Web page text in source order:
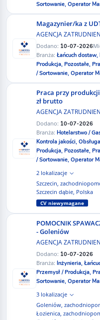
Sortowanie, Operator
Magazynier/ka z
AGENCJA
Dodano: 10-07-2026
Branża: Łańcuch dostaw,
Produkcja, Pozostałe,
/ Sortowanie, Operator
Praca przy produkcji
zł brutto
AGENCJA
Dodano: 10-07-2026
Branża: Hotelarstwo /
Kontrola jakości,
Produkcja, Pozostałe,
/ Sortowanie, Operator
2 lokalizacje
Szczecin,
Szczecin dąbie, Polska
CV niewymagane
POMOCNIK
- Goleniów
AGENCJA
Dodano: 10-07-2026
Branża: Inżynieria,
Przemysł / Produkcja,
Sortowanie, Operator
3 lokalizacje
Goleniów,
Łozienica,